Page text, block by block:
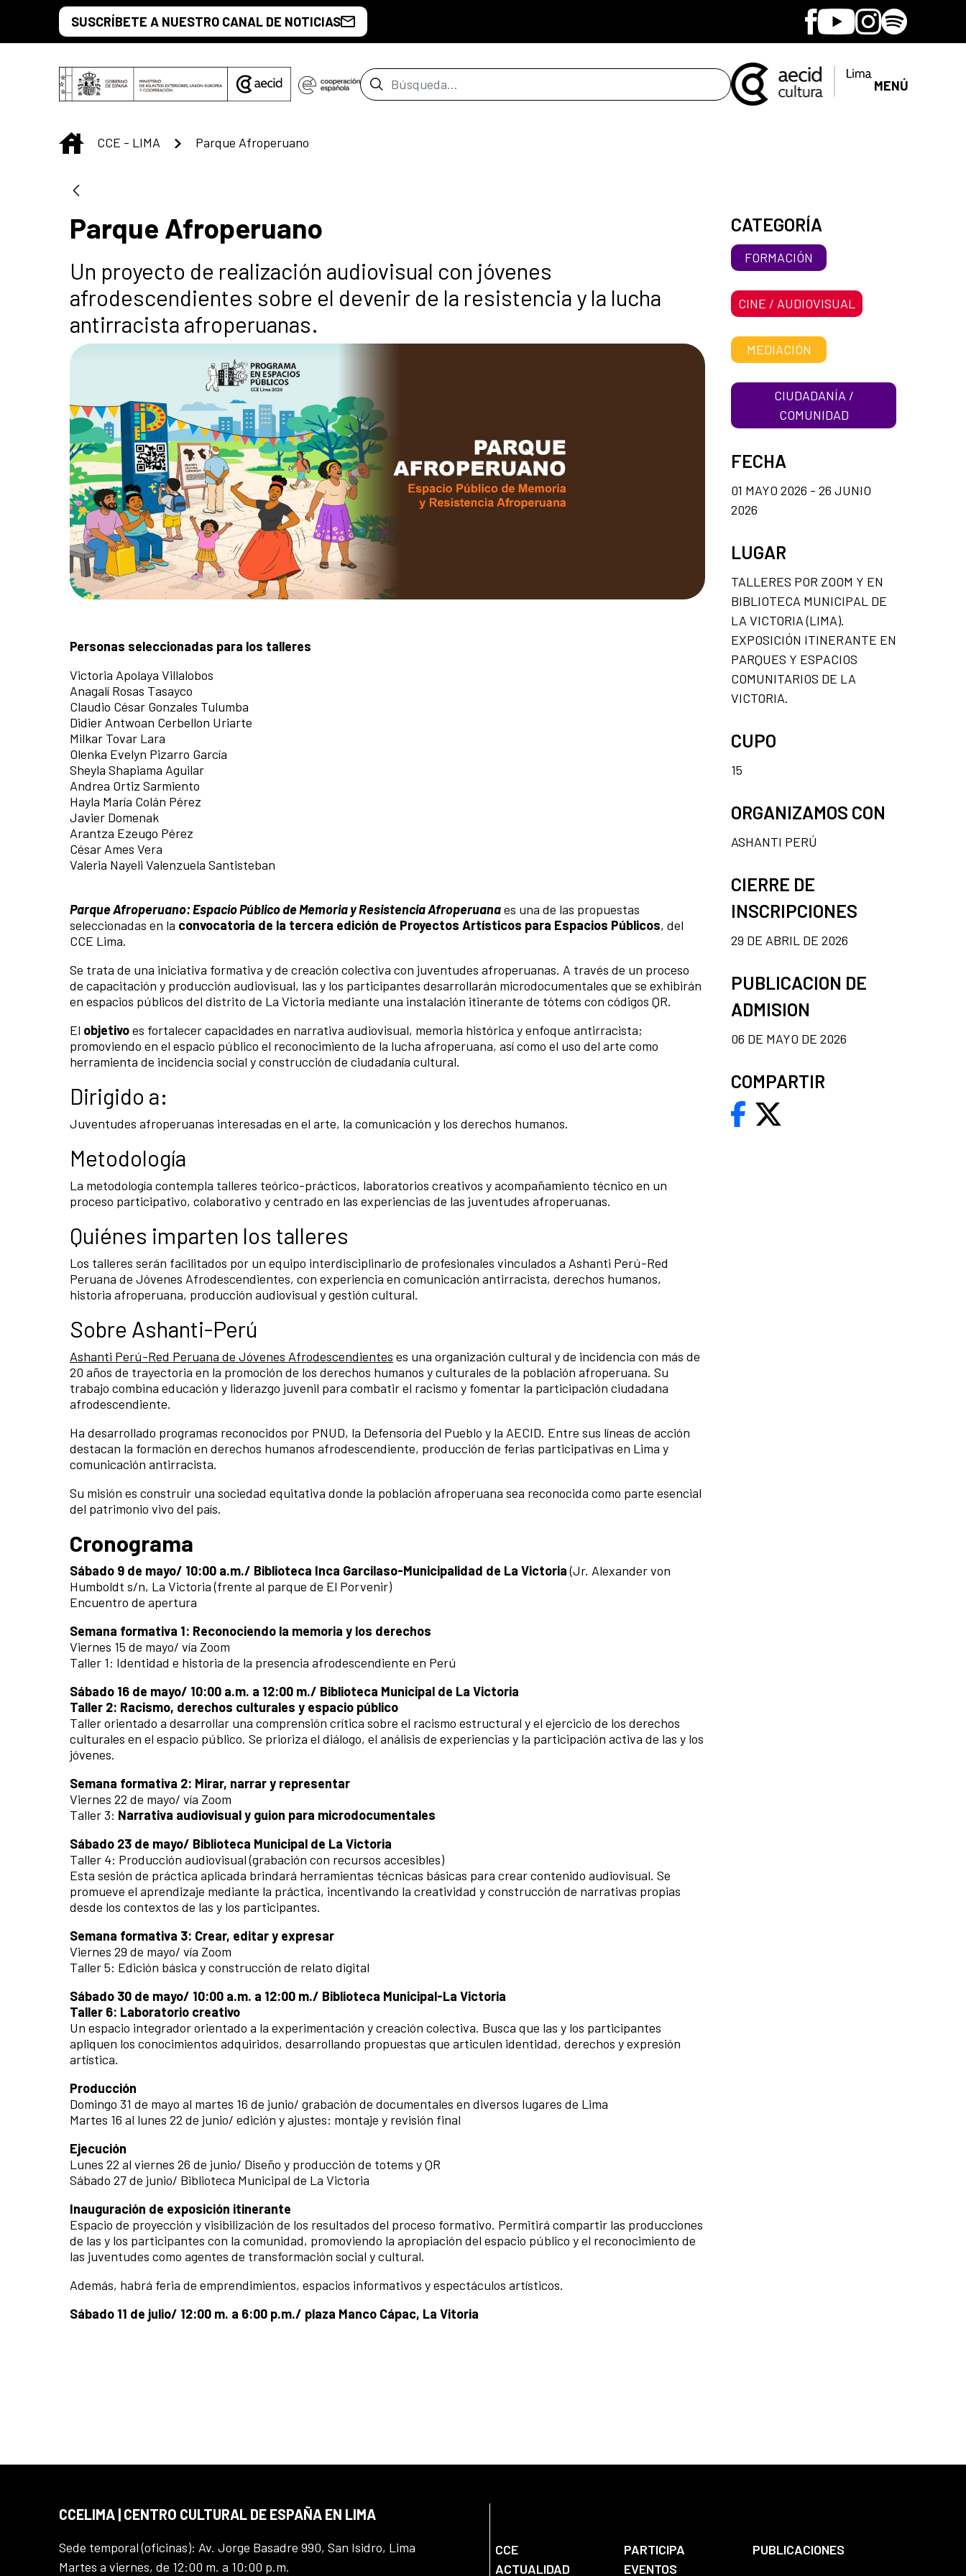
Saltar al contenido principal
SUSCRÍBETE A NUESTRO CANAL DE NOTICIAS Facebook
YoutubeInstagram
Spotify
Barra de búsqueda MENÚ
INICIO
CCE - LIMA Parque Afroperuano
Parque Afroperuano
Un proyecto de realización audiovisual con jóvenes
afrodescendientes sobre el devenir de la resistencia y la lucha
antirracista afroperuanas.
Personas seleccionadas para los talleres
Victoria Apolaya Villalobos
Anagalí Rosas Tasayco
Claudio César Gonzales Tulumba
Didier Antwoan Cerbellon Uriarte
Milkar Tovar Lara
Olenka Evelyn Pizarro García
Sheyla Shapiama Aguilar
Andrea Ortiz Sarmiento
Hayla María Colán Pérez
Javier Domenak
Arantza Ezeugo Pérez
César Ames Vera
Valeria Nayeli Valenzuela Santisteban
Parque Afroperuano: Espacio Público de Memoria y Resistencia Afroperuanaes una de las propuestas
seleccionadas en la convocatoria de la tercera edición de Proyectos Artísticos para Espacios Públicos, del
CCE Lima.
Se trata de una iniciativa formativa y de creación colectiva con juventudes afroperuanas. A través de un proceso
de capacitación y producción audiovisual, las y los participantes desarrollarán microdocumentales que se exhibirán
en espacios públicos del distrito de La Victoria mediante una instalación itinerante de tótems con códigos QR.
El objetivoes fortalecer capacidades en narrativa audiovisual, memoria histórica y enfoque antirracista;
promoviendo en el espacio público el reconocimiento de la lucha afroperuana, así como el uso del arte como
herramienta de incidencia social y construcción de ciudadanía cultural.
Dirigido a:
Juventudes afroperuanas interesadas en el arte, la comunicación y los derechos humanos.
Metodología
La metodología contempla talleres teórico-prácticos, laboratorios creativos y acompañamiento técnico en un
proceso participativo, colaborativo y centrado en las experiencias de las juventudes afroperuanas.
Quiénes imparten los talleres
Los talleres serán facilitados por un equipo interdisciplinario de profesionales vinculados a Ashanti Perú-Red
Peruana de Jóvenes Afrodescendientes, con experiencia en comunicación antirracista, derechos humanos,
historia afroperuana, producción audiovisual y gestión cultural.
Sobre Ashanti-Perú
Ashanti Perú-Red Peruana de Jóvenes Afrodescendientes es una organización cultural y de incidencia con más de
20 años de trayectoria en la promoción de los derechos humanos y culturales de la población afroperuana. Su
trabajo combina educación y liderazgo juvenil para combatir el racismo y fomentar la participación ciudadana
afrodescendiente.
Ha desarrollado programas reconocidos por PNUD, la Defensoría del Pueblo y la AECID. Entre sus líneas de acción
destacan la formación en derechos humanos afrodescendiente, producción de ferias participativas en Lima y
comunicación antirracista.
Su misión es construir una sociedad equitativa donde la población afroperuana sea reconocida como parte esencial
del patrimonio vivo del país.
Cronograma
Sábado 9 de mayo/ 10:00 a.m./ Biblioteca Inca Garcilaso-Municipalidad de La Victoria(Jr. Alexander von
Humboldt s/n, La Victoria (frente al parque de El Porvenir)
Encuentro de apertura
Semana formativa 1: Reconociendo la memoria y los derechos
Viernes 15 de mayo/ vía Zoom
Taller 1: Identidad e historia de la presencia afrodescendiente en Perú
Sábado 16 de mayo/ 10:00 a.m. a 12:00 m./ Biblioteca Municipal de La Victoria
Taller 2: Racismo, derechos culturales y espacio público
Taller orientado a desarrollar una comprensión crítica sobre el racismo estructural y el ejercicio de los derechos
culturales en el espacio público. Se prioriza el diálogo, el análisis de experiencias y la participación activa de las y los
jóvenes.
Semana formativa 2: Mirar, narrar y representar
Viernes 22 de mayo/ vía Zoom
Taller 3: Narrativa audiovisual y guion para microdocumentales
Sábado 23 de mayo/ Biblioteca Municipal de La Victoria
Taller 4: Producción audiovisual (grabación con recursos accesibles)
Esta sesión de práctica aplicada brindará herramientas técnicas básicas para crear contenido audiovisual. Se
promueve el aprendizaje mediante la práctica, incentivando la creatividad y construcción de narrativas propias
desde los contextos de las y los participantes.
Semana formativa 3: Crear, editar y expresar
Viernes 29 de mayo/ vía Zoom
Taller 5: Edición básica y construcción de relato digital
Sábado 30 de mayo/ 10:00 a.m. a 12:00 m./ Biblioteca Municipal-La Victoria
Taller 6: Laboratorio creativo
Un espacio integrador orientado a la experimentación y creación colectiva. Busca que las y los participantes
apliquen los conocimientos adquiridos, desarrollando propuestas que articulen identidad, derechos y expresión
artística.
Producción
Domingo 31 de mayo al martes 16 de junio/ grabación de documentales en diversos lugares de Lima
Martes 16 al lunes 22 de junio/ edición y ajustes: montaje y revisión final
Ejecución
Lunes 22 al viernes 26 de junio/ Diseño y producción de totems y QR
Sábado 27 de junio/ Biblioteca Municipal de La Victoria
Inauguración de exposición itinerante
Espacio de proyección y visibilización de los resultados del proceso formativo. Permitirá compartir las producciones
de las y los participantes con la comunidad, promoviendo la apropiación del espacio público y el reconocimiento de
las juventudes como agentes de transformación social y cultural.
Además, habrá feria de emprendimientos, espacios informativos y espectáculos artísticos.
Sábado 11 de julio/ 12:00 m. a 6:00 p.m./ plaza Manco Cápac, La Vitoria
CATEGORÍA
FORMACIÓN
CINE / AUDIOVISUAL
MEDIACIÓN
CIUDADANÍA /
COMUNIDAD
FECHA
01 MAYO 2026 - 26 JUNIO
2026
LUGAR
TALLERES POR ZOOM Y EN
BIBLIOTECA MUNICIPAL DE
LA VICTORIA (LIMA).
EXPOSICIÓN ITINERANTE EN
PARQUES Y ESPACIOS
COMUNITARIOS DE LA
VICTORIA.
CUPO
15
ORGANIZAMOS CON
ASHANTI PERÚ
CIERRE DE
INSCRIPCIONES
29 DE ABRIL DE 2026
PUBLICACION DE
ADMISION
06 DE MAYO DE 2026
COMPARTIR
CCELIMA | CENTRO CULTURAL DE ESPAÑA EN LIMA
Sede temporal (oficinas): Av. Jorge Basadre 990, San Isidro, Lima
Martes a viernes, de 12:00 m. a 10:00 p.m.
CCE PARTICIPA
PUBLICACIONES
ACTUALIDAD
EVENTOS